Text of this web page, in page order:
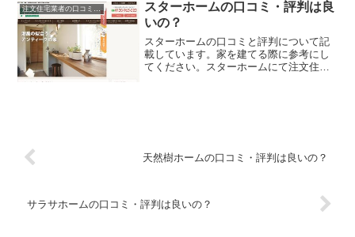
スターホームの口コミ・評判は良
いの？
スターホームの口コミと評判について記
載しています。家を建てる際に参考にし
てください。スターホームにて注文住宅
天然樹ホームの口コミ・評判は良いの？
サラサホームの口コミ・評判は良いの？